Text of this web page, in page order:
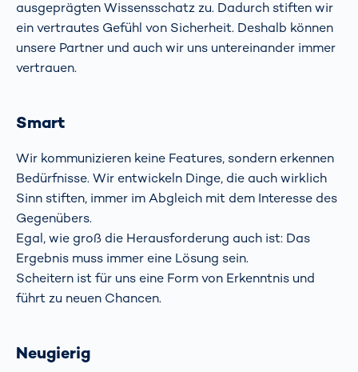
ausgeprägten Wissensschatz zu. Dadurch stiften wir
ein vertrautes Gefühl von Sicherheit. Deshalb können
unsere Partner und auch wir uns untereinander immer
vertrauen.
Smart
Wir kommunizieren keine Features, sondern erkennen
Bedürfnisse. Wir entwickeln Dinge, die auch wirklich
Sinn stiften, immer im Abgleich mit dem Interesse des
Gegenübers.
Egal, wie groß die Herausforderung auch ist: Das
Ergebnis muss immer eine Lösung sein.
Scheitern ist für uns eine Form von Erkenntnis und
führt zu neuen Chancen.
Neugierig